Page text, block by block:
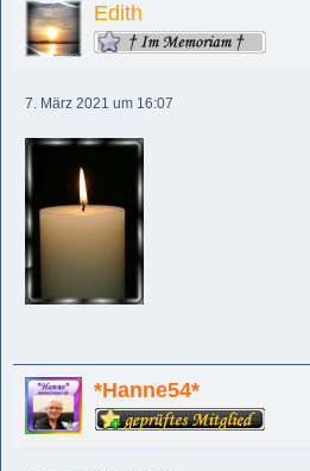
Edith
7. März 2021 um 16:07
*Hanne54*